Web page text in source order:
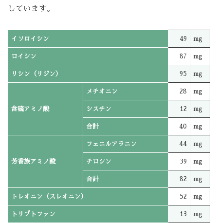
しています。
イソロイシン 49 mg
ロイシン 87 mg
リシン（リジン） 95 mg
含硫アミノ酸
メチオニン 28 mg
シスチン 12 mg
合計 40 mg
芳香族アミノ酸
フェニルアラニン 44 mg
チロシン 39 mg
合計 82 mg
トレオニン（スレオニン） 52 mg
トリプトファン 13 mg